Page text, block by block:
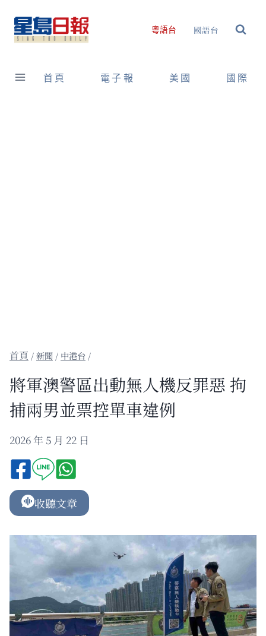
content
粵語台 國語台
首頁 電子報 美國 國際
/新聞 / 中港台 /
將軍澳警區出動無人機反罪惡 拘
捕兩男並票控單車違例
2026 年 5 月 22 日
收聽文章